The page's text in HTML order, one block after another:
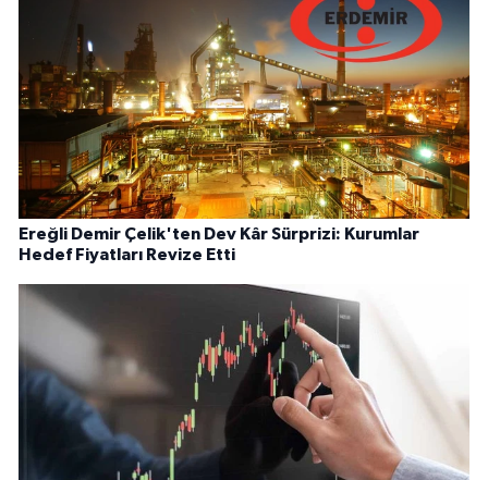
Ereğli Demir Çelik'ten Dev Kâr Sürprizi: Kurumlar
Hedef Fiyatları Revize Etti